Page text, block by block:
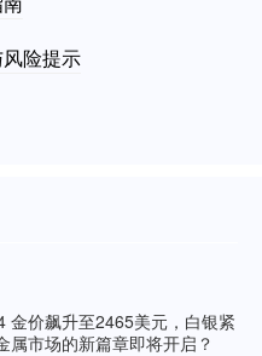
险提示
金价飙升至2465美元，白银紧
属市场的新篇章即将开启？